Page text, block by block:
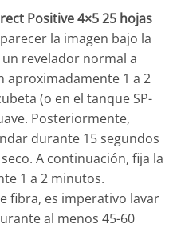
Positive 4×5 25 hojas
la imagen bajo la
revelador normal a
aproximadamente 1 a 2
(o en el tanque SP-
Posteriormente,
durante 15 segundos
A continuación, fija la
1 a 2 minutos.
fibra, es imperativo lavar
al menos 45-60